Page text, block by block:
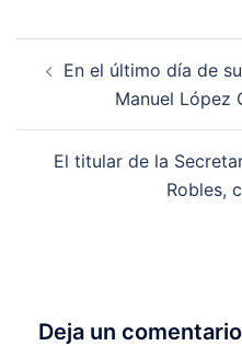
de
entradas
En el último día de
Manuel López
El titular de la
Robles,
Deja un comentario